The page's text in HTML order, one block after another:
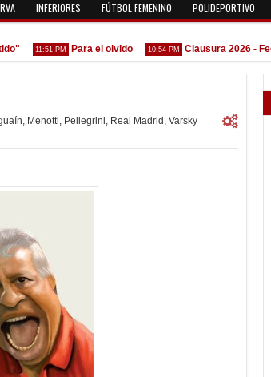
INFERIORES FÚTBOL FEMENINO POLIDEPORTIVO
11:51 PM Para el olvido 10:54 PM Clausura 2026 - Fecha
, Menotti, Pellegrini, Real Madrid , Varsky